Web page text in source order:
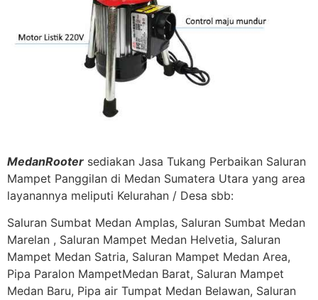
MedanRooter sediakan Jasa Tukang Perbaikan Saluran
Mampet Panggilan di Medan Sumatera Utara yang area
layanannya meliputi Kelurahan / Desa sbb:
Saluran Sumbat Medan Amplas, Saluran Sumbat Medan
Marelan , Saluran Mampet Medan Helvetia, Saluran
Mampet Medan Satria, Saluran Mampet Medan Area,
Pipa Paralon MampetMedan Barat, Saluran Mampet
Medan Baru, Pipa air Tumpat Medan Belawan, Saluran